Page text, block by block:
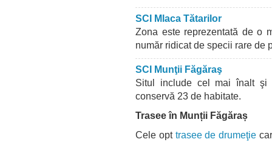
SCI Mlaca Tătarilor
Zona este reprezentată de o
număr ridicat de specii rare de
SCI Munţii Făgăraş
Situl include cel mai înalt şi
conservă 23 de habitate.
Trasee în Munții Făgăraș
Cele opt trasee de drumeţie